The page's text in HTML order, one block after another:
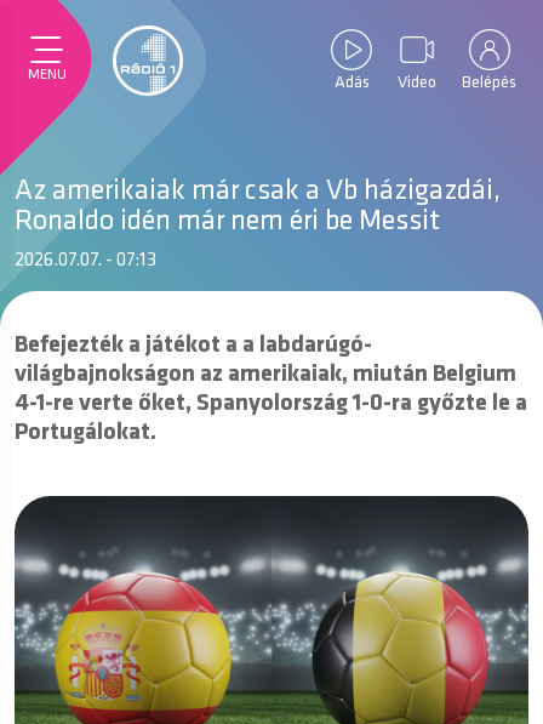
MENU Adás Video Belépés
Az amerikaiak már csak a Vb házigazdái,
Ronaldo idén már nem éri be Messit
2026.07.07. - 07:13
Befejezték a játékot a a labdarúgó-
világbajnokságon az amerikaiak, miután Belgium
4-1-re verte őket, Spanyolország 1-0-ra győzte le a
Portugálokat.